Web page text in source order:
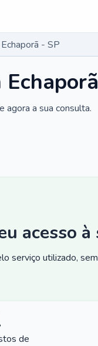
- SP
a sua consulta.
acesso à
serviço utilizado,
de